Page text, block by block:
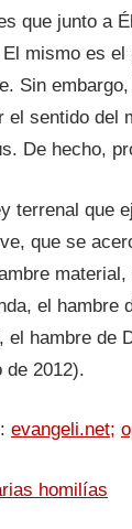
que junto a
mismo es el
Sin
el sentido del
De hecho,
terrenal que
que se
el hambre
el hambre de
de 2012).
evangeli.net;
homilías